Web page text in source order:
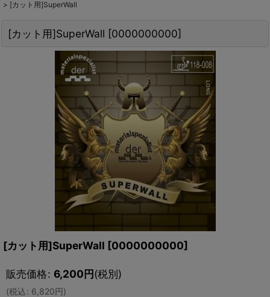
> [カット用]SuperWall
[カット用]SuperWall [0000000000]
[カット用]SuperWall [0000000000]
販売価格: 6,200円(税別)
(税込: 6,820円)